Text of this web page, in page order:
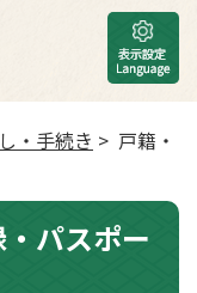
・手続き > 戸籍・
パスポー